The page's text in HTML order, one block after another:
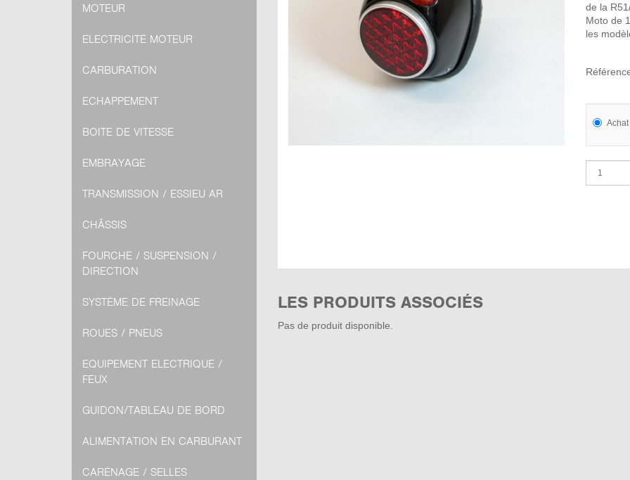
de la
Moto de
les
LES PRODUITS ASSOCIÉS
Pas de produit disponible.
MOTEUR
ELECTRICITÉ MOTEUR
CARBURATION
ECHAPPEMENT
BOITE DE VITESSE
EMBRAYAGE
TRANSMISSION / ESSIEU AR
CHÂSSIS
FOURCHE / SUSPENSION /
DIRECTION
SYSTÈME DE FREINAGE
ROUES / PNEUS
EQUIPEMENT ELECTRIQUE /
FEUX
GUIDON/TABLEAU DE BORD
ALIMENTATION EN CARBURANT
CARÉNAGE / SELLES